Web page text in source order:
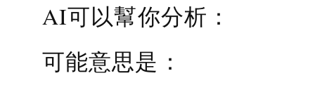
AI可以幫你分析：
可能意思是：